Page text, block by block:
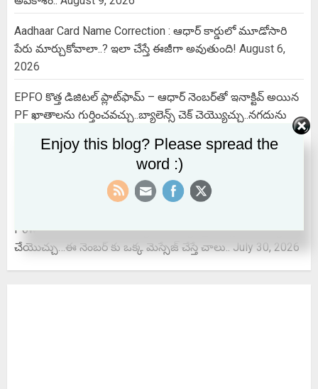
Aadhaar Card Name Correction : ఆధార్ కార్డులో మూడోసారి
పేరు మార్చుకోవాలా..? ఇలా చేస్తే ఈజీగా అవుతుంది! August 6,
2026
EPFO కొత్త డిజిటల్ ప్లాట్‌ఫామ్‌ – ఆధార్ నెంబర్‌తో ఇనాక్టివ్ అయిన
PF ఖాతాలను గుర్తించవచ్చు..బ్యాలెన్స్ చెక్ చెయ్యొచ్చు..నగదును
Indian Air force Agniveer vayu 2026 | Non Combatant
Notification Out, Apply Offline & Check Age Limit
Power Cut @ Issues : విద్యుత్ సమస్యలపై వాట్సప్‌లో ఫిర్యాదు
చేయొచ్చు…ఈ నెంబర్ కు ఒక్క మెస్సేజ్ చేస్తే చాలు.. July 30, 2026
Enjoy this blog? Please spread the
word :)